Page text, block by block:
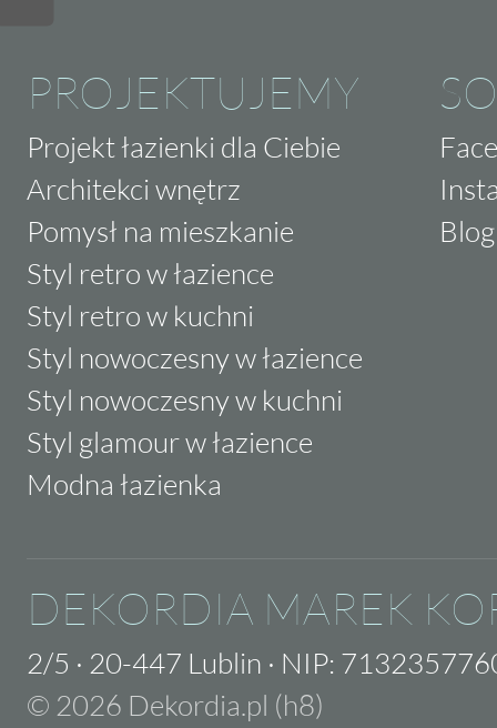
PROJEKTUJEMY
Projekt łazienki dla Ciebie
Architekci wnętrz
Pomysł na mieszkanie
Styl retro w łazience
Styl retro w kuchni
Styl nowoczesny w łazience
Styl nowoczesny w kuchni
Styl glamour w łazience
Modna łazienka
Blog
DEKORDIA MAREK
2/5 · 20-447 Lublin · NIP:
© 2026 Dekordia.pl (h8)